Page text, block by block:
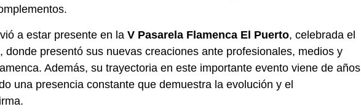
a estar presente en la V Pasarela Flamenca El Puerto, celebrada el
donde presentó sus nuevas creaciones ante profesionales, medios y
Además, su trayectoria en este importante evento viene de años
una presencia constante que demuestra la evolución y el